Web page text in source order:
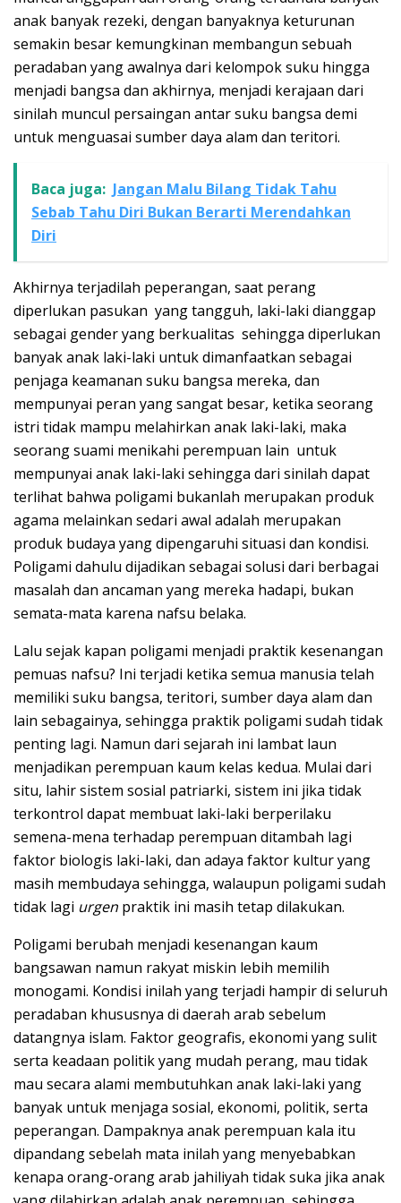
anak banyak rezeki, dengan banyaknya keturunan
semakin besar kemungkinan membangun sebuah
peradaban yang awalnya dari kelompok suku hingga
menjadi bangsa dan akhirnya, menjadi kerajaan dari
sinilah muncul persaingan antar suku bangsa demi
untuk menguasai sumber daya alam dan teritori.
Baca juga: Jangan Malu Bilang Tidak Tahu
Sebab Tahu Diri Bukan Berarti Merendahkan
Diri
Akhirnya terjadilah peperangan, saat perang
diperlukan pasukan yang tangguh, laki-laki dianggap
sebagai gender yang berkualitas sehingga diperlukan
banyak anak laki-laki untuk dimanfaatkan sebagai
penjaga keamanan suku bangsa mereka, dan
mempunyai peran yang sangat besar, ketika seorang
istri tidak mampu melahirkan anak laki-laki, maka
seorang suami menikahi perempuan lain untuk
mempunyai anak laki-laki sehingga dari sinilah dapat
terlihat bahwa poligami bukanlah merupakan produk
agama melainkan sedari awal adalah merupakan
produk budaya yang dipengaruhi situasi dan kondisi.
Poligami dahulu dijadikan sebagai solusi dari berbagai
masalah dan ancaman yang mereka hadapi, bukan
semata-mata karena nafsu belaka.
Lalu sejak kapan poligami menjadi praktik kesenangan
pemuas nafsu? Ini terjadi ketika semua manusia telah
memiliki suku bangsa, teritori, sumber daya alam dan
lain sebagainya, sehingga praktik poligami sudah tidak
penting lagi. Namun dari sejarah ini lambat laun
menjadikan perempuan kaum kelas kedua. Mulai dari
situ, lahir sistem sosial patriarki, sistem ini jika tidak
terkontrol dapat membuat laki-laki berperilaku
semena-mena terhadap perempuan ditambah lagi
faktor biologis laki-laki, dan adaya faktor kultur yang
masih membudaya sehingga, walaupun poligami sudah
tidak lagi urgen praktik ini masih tetap dilakukan.
Poligami berubah menjadi kesenangan kaum
bangsawan namun rakyat miskin lebih memilih
monogami. Kondisi inilah yang terjadi hampir di seluruh
peradaban khususnya di daerah arab sebelum
datangnya islam. Faktor geografis, ekonomi yang sulit
serta keadaan politik yang mudah perang, mau tidak
mau secara alami membutuhkan anak laki-laki yang
banyak untuk menjaga sosial, ekonomi, politik, serta
peperangan. Dampaknya anak perempuan kala itu
dipandang sebelah mata inilah yang menyebabkan
kenapa orang-orang arab jahiliyah tidak suka jika anak